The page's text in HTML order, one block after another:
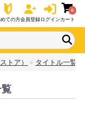
ての方会員登録ログイン
0
カート
トア） タイトル一覧